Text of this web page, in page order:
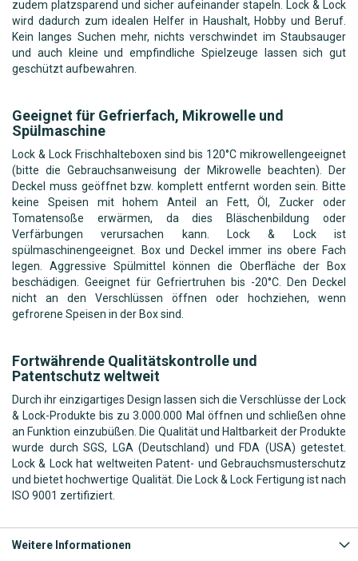
zudem platzsparend und sicher aufeinander stapeln. Lock & Lock
wird dadurch zum idealen Helfer in Haushalt, Hobby und Beruf.
Kein langes Suchen mehr, nichts verschwindet im Staubsauger
und auch kleine und empfindliche Spielzeuge lassen sich gut
geschützt aufbewahren.
Geeignet für Gefrierfach, Mikrowelle und
Spülmaschine
Lock & Lock Frischhalteboxen sind bis 120°C mikrowellengeeignet
(bitte die Gebrauchsanweisung der Mikrowelle beachten). Der
Deckel muss geöffnet bzw. komplett entfernt worden sein. Bitte
keine Speisen mit hohem Anteil an Fett, Öl, Zucker oder
Tomatensoße erwärmen, da dies Bläschenbildung oder
Verfärbungen verursachen kann. Lock & Lock ist
spülmaschinengeeignet. Box und Deckel immer ins obere Fach
legen. Aggressive Spülmittel können die Oberfläche der Box
beschädigen. Geeignet für Gefriertruhen bis -20°C. Den Deckel
nicht an den Verschlüssen öffnen oder hochziehen, wenn
gefrorene Speisen in der Box sind.
Fortwährende Qualitätskontrolle und
Patentschutz weltweit
Durch ihr einzigartiges Design lassen sich die Verschlüsse der Lock
& Lock-Produkte bis zu 3.000.000 Mal öffnen und schließen ohne
an Funktion einzubüßen. Die Qualität und Haltbarkeit der Produkte
wurde durch SGS, LGA (Deutschland) und FDA (USA) getestet.
Lock & Lock hat weltweiten Patent- und Gebrauchsmusterschutz
und bietet hochwertige Qualität. Die Lock & Lock Fertigung ist nach
ISO 9001 zertifiziert.
Weitere Informationen